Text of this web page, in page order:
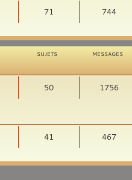
71 744
SUJETS MESSAGES
50 1756
41 467